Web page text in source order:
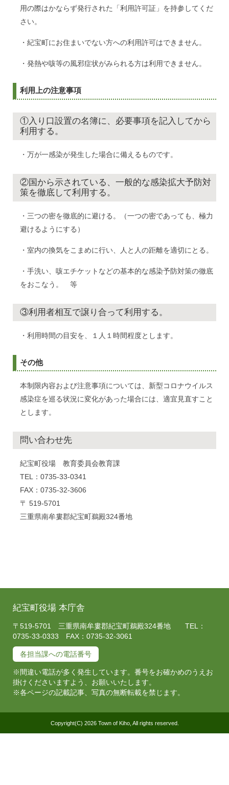
用の際はかならず発行された「利用許可証」を持参してくだ
さい。
・紀宝町にお住まいでない方への利用許可はできません。
・発熱や咳等の風邪症状がみられる方は利用できません。
利用上の注意事項
①入り口設置の名簿に、必要事項を記入してから
利用する。
・万が一感染が発生した場合に備えるものです。
②国から示されている、一般的な感染拡大予防対
策を徹底して利用する。
・三つの密を徹底的に避ける。（一つの密であっても、極力
避けるようにする）
・室内の換気をこまめに行い、人と人の距離を適切にとる。
・手洗い、咳エチケットなどの基本的な感染予防対策の徹底
をおこなう。 等
③利用者相互で譲り合って利用する。
・利用時間の目安を、１人１時間程度とします。
その他
本制限内容および注意事項については、新型コロナウイルス
感染症を巡る状況に変化があった場合には、適宜見直すこと
とします。
問い合わせ先
紀宝町役場 教育委員会教育課
TEL：0735-33-0341
FAX：0735-32-3606
〒 519-5701
三重県南牟婁郡紀宝町鵜殿324番地
紀宝町役場 本庁舎
〒519-5701 三重県南牟婁郡紀宝町鵜殿324番地 TEL：
0735-33-0333 FAX：0735-32-3061
各担当課への電話番号
※間違い電話が多く発生しています。番号をお確かめのうえお
掛けくださいますよう、お願いいたします。
※各ページの記載記事、写真の無断転載を禁じます。
Copyright(C) 2026 Town of Kiho, All rights reserved.